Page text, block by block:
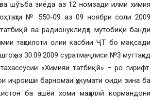
шўъба зиёда аз 12 номзади илми химия
таҳти № 550-09 аз 09 ноябри соли 2009
ва радионуклидҳо мутобиқи банди
таҳсилоти олии касбии ҶТ бо мақсади
аз 30.09.2009 суратмаҷлиси №3 муттаҳид
«Химияи татбиқӣ» – ро гирифт.
иҷроиши барномаи ҳукумати оиди зина ба
ба ашёи хоми маҳаллӣ кормандони